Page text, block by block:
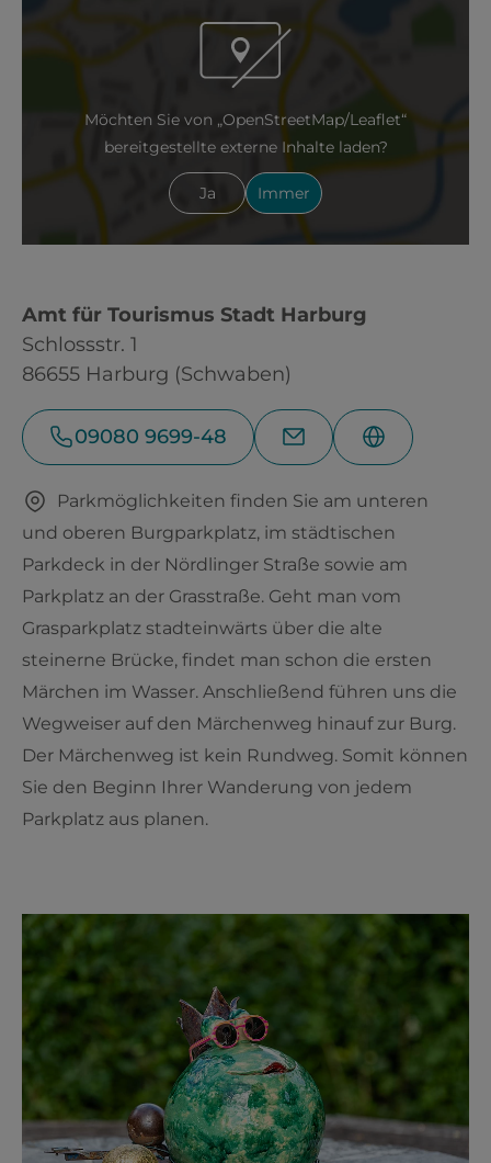
Möchten Sie von „OpenStreetMap/Leaflet“
bereitgestellte externe Inhalte laden?
Ja Immer
Amt für Tourismus Stadt Harburg
Schlossstr. 1
86655 Harburg (Schwaben)
09080 9699-48
Parkmöglichkeiten finden Sie am unteren
und oberen Burgparkplatz, im städtischen
Parkdeck in der Nördlinger Straße sowie am
Parkplatz an der Grasstraße. Geht man vom
Grasparkplatz stadteinwärts über die alte
steinerne Brücke, findet man schon die ersten
Märchen im Wasser. Anschließend führen uns die
Wegweiser auf den Märchenweg hinauf zur Burg.
Der Märchenweg ist kein Rundweg. Somit können
Sie den Beginn Ihrer Wanderung von jedem
Parkplatz aus planen.